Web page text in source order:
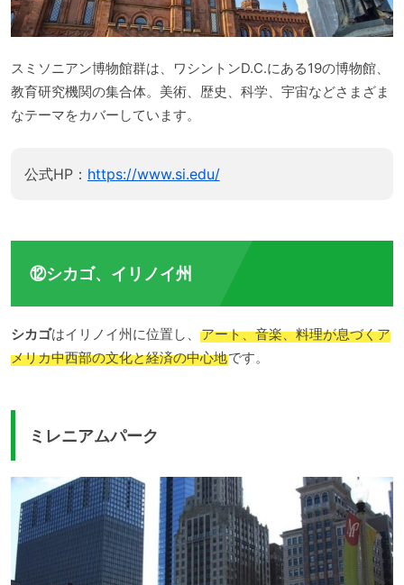
スミソニアン博物館群は、ワシントンD.C.にある19の博物館、
教育研究機関の集合体。美術、歴史、科学、宇宙などさまざま
なテーマをカバーしています。
公式HP： https://www.si.edu/
⑫シカゴ、イリノイ州
シカゴはイリノイ州に位置し、 アート、音楽、料理が息づくア
メリカ中西部の文化と経済の中心地です。
ミレニアムパーク